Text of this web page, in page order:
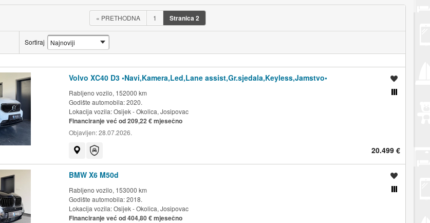
« PRETHODNA 1 Stranica2
Sortiraj
Volvo XC40 D3 •Navi,Kamera,Led,Lane assist,Gr.sjedala,Keyless,Jamstvo•
Rabljeno vozilo, 152000 km
Godište automobila: 2020.
Lokacija vozila:Osijek - Okolica, Josipovac
Financiranje već od 209,22 € mjesečno
Objavljen:28.07.2026.
20.499 €
BMW X6 M50d
Rabljeno vozilo, 153000 km
Godište automobila: 2018.
Lokacija vozila:Osijek - Okolica, Josipovac
Financiranje već od 404,80 € mjesečno